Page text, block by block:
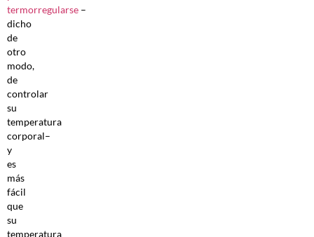
termorregularse –
dicho
de
otro
modo,
de
controlar
su
temperatura
corporal–
y
es
más
fácil
que
su
temperatura